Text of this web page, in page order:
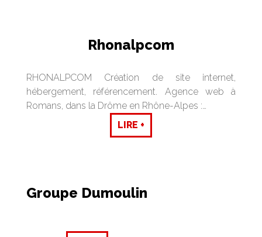
Rhonalpcom
RHONALPCOM Création de site internet,
hébergement, référencement. Agence web à
Romans, dans la Drôme en Rhône-Alpes :…
LIRE +
Groupe Dumoulin